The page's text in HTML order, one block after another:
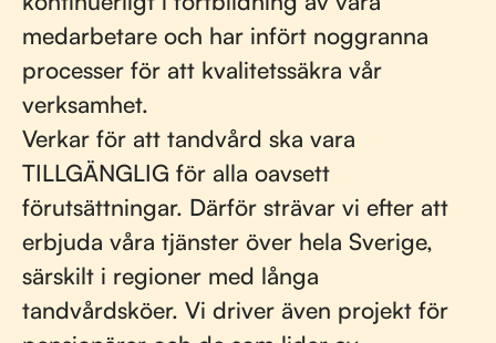
medarbetare och har infört noggranna
processer för att kvalitetssäkra vår
verksamhet.
Verkar för att tandvård ska vara
TILLGÄNGLIG för alla oavsett
förutsättningar. Därför strävar vi efter att
erbjuda våra tjänster över hela Sverige,
särskilt i regioner med långa
tandvårdsköer. Vi driver även projekt för